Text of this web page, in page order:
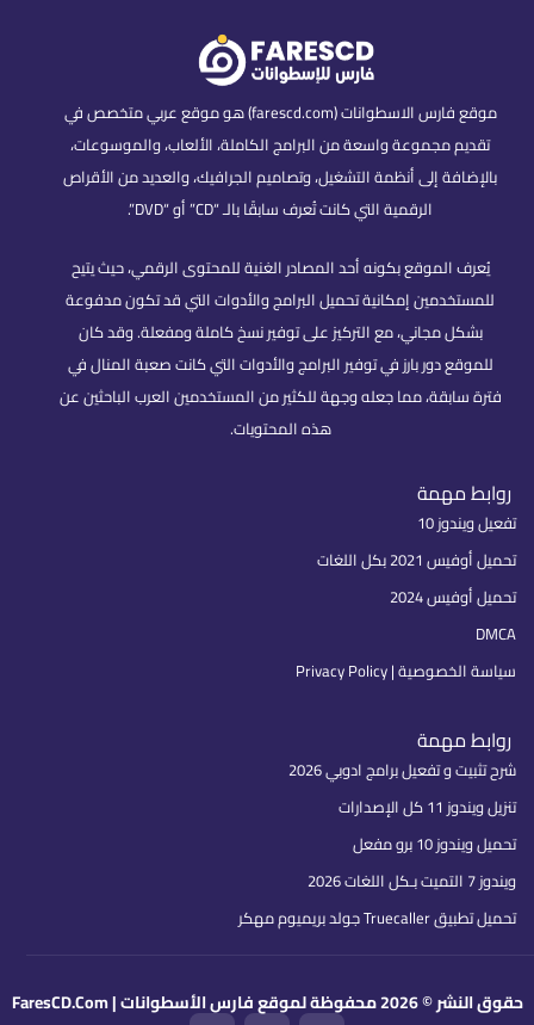
موقع فارس الاسطوانات (farescd.com) هو موقع عربي متخصص في
تقديم مجموعة واسعة من البرامج الكاملة، الألعاب، والموسوعات،
بالإضافة إلى أنظمة التشغيل، وتصاميم الجرافيك، والعديد من الأقراص
الرقمية التي كانت تُعرف سابقًا بالـ “CD” أو “DVD”.
يُعرف الموقع بكونه أحد المصادر الغنية للمحتوى الرقمي، حيث يتيح
للمستخدمين إمكانية تحميل البرامج والأدوات التي قد تكون مدفوعة
بشكل مجاني، مع التركيز على توفير نسخ كاملة ومفعلة. وقد كان
للموقع دور بارز في توفير البرامج والأدوات التي كانت صعبة المنال في
فترة سابقة، مما جعله وجهة للكثير من المستخدمين العرب الباحثين عن
هذه المحتويات.
روابط مهمة
تفعيل ويندوز 10
تحميل أوفيس 2021 بكل اللغات
تحميل أوفيس 2024
DMCA
سياسة الخصوصية | Privacy Policy
روابط مهمة
شرح تثبيت و تفعيل برامج ادوبي 2026
تنزيل ويندوز 11 كل الإصدارات
تحميل ويندوز 10 برو مفعل
ويندوز 7 التميت بـكل اللغات 2026
تحميل تطبيق Truecaller جولد بريميوم مهكر
حقوق النشر © 2026 محفوظة لموقع فارس الأسطوانات | FaresCD.Com